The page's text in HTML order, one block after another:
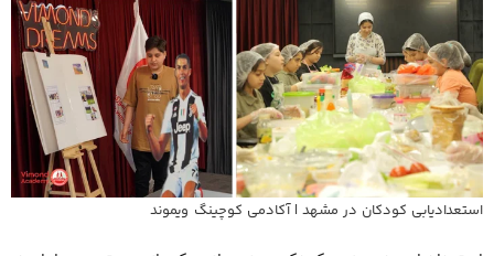
استعدادیابی کودکان در مشهد | آکادمی کوچینگ ویموند